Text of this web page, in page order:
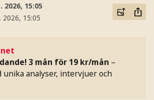
2026, 15:05
2026, 15:05
3 mån för 19 kr/mån –
unika analyser, intervjuer och